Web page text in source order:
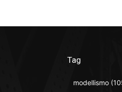
Tag
modellismo